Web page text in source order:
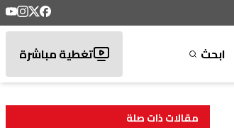
ابحث تغطية مباشرة
مقالات ذات صلة